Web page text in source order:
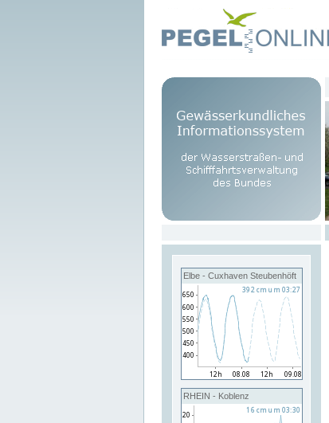
Elbe - Cuxhaven Steubenhöft
RHEIN - Koblenz